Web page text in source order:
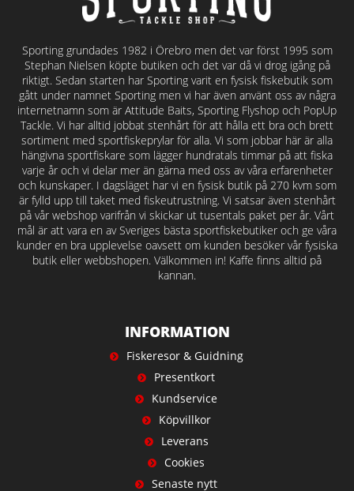
Sporting grundades 1982 i Örebro men det var först 1995 som
Stephan Nielsen köpte butiken och det var då vi drog igång på
riktigt. Sedan starten har Sporting varit en fysisk fiskebutik som
gått under namnet Sporting men vi har även använt oss av några
internetnamn som är Attitude Baits, Sporting Flyshop och PopUp
Tackle. Vi har alltid jobbat stenhårt för att hålla ett bra och brett
sortiment med sportfiskeprylar för alla. Vi som jobbar här är alla
hängivna sportfiskare som lägger hundratals timmar på att fiska
varje år och vi delar mer än gärna med oss av våra erfarenheter
och kunskaper. I dagsläget har vi en fysisk butik på 270 kvm som
är fylld upp till taket med fiskeutrustning. Vi satsar även stenhårt
på vår webshop varifrån vi skickar ut tusentals paket per år. Vårt
mål är att vara en av Sveriges bästa sportfiskebutiker och ge våra
kunder en bra upplevelse oavsett om kunden besöker vår fysiska
butik eller webbshopen. Välkommen in! Kaffe finns alltid på
kannan.
INFORMATION
Fiskeresor & Guidning
Presentkort
Kundservice
Köpvillkor
Leverans
Cookies
Senaste nytt